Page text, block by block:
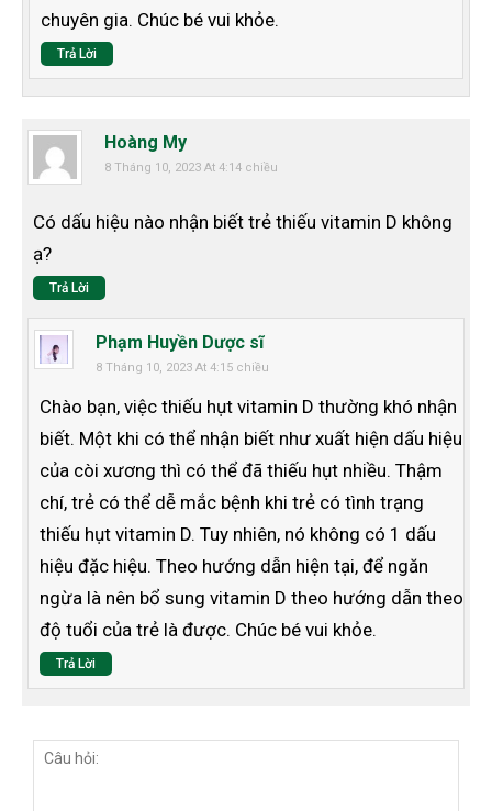
chuyên gia. Chúc bé vui khỏe.
Trả Lời
Hoàng My
8 Tháng 10, 2023 At 4:14 chiều
Có dấu hiệu nào nhận biết trẻ thiếu vitamin D không
ạ?
Trả Lời
Phạm Huyền Dược sĩ
8 Tháng 10, 2023 At 4:15 chiều
Chào bạn, việc thiếu hụt vitamin D thường khó nhận
biết. Một khi có thể nhận biết như xuất hiện dấu hiệu
của còi xương thì có thể đã thiếu hụt nhiều. Thậm
chí, trẻ có thể dễ mắc bệnh khi trẻ có tình trạng
thiếu hụt vitamin D. Tuy nhiên, nó không có 1 dấu
hiệu đặc hiệu. Theo hướng dẫn hiện tại, để ngăn
ngừa là nên bổ sung vitamin D theo hướng dẫn theo
độ tuổi của trẻ là được. Chúc bé vui khỏe.
Trả Lời